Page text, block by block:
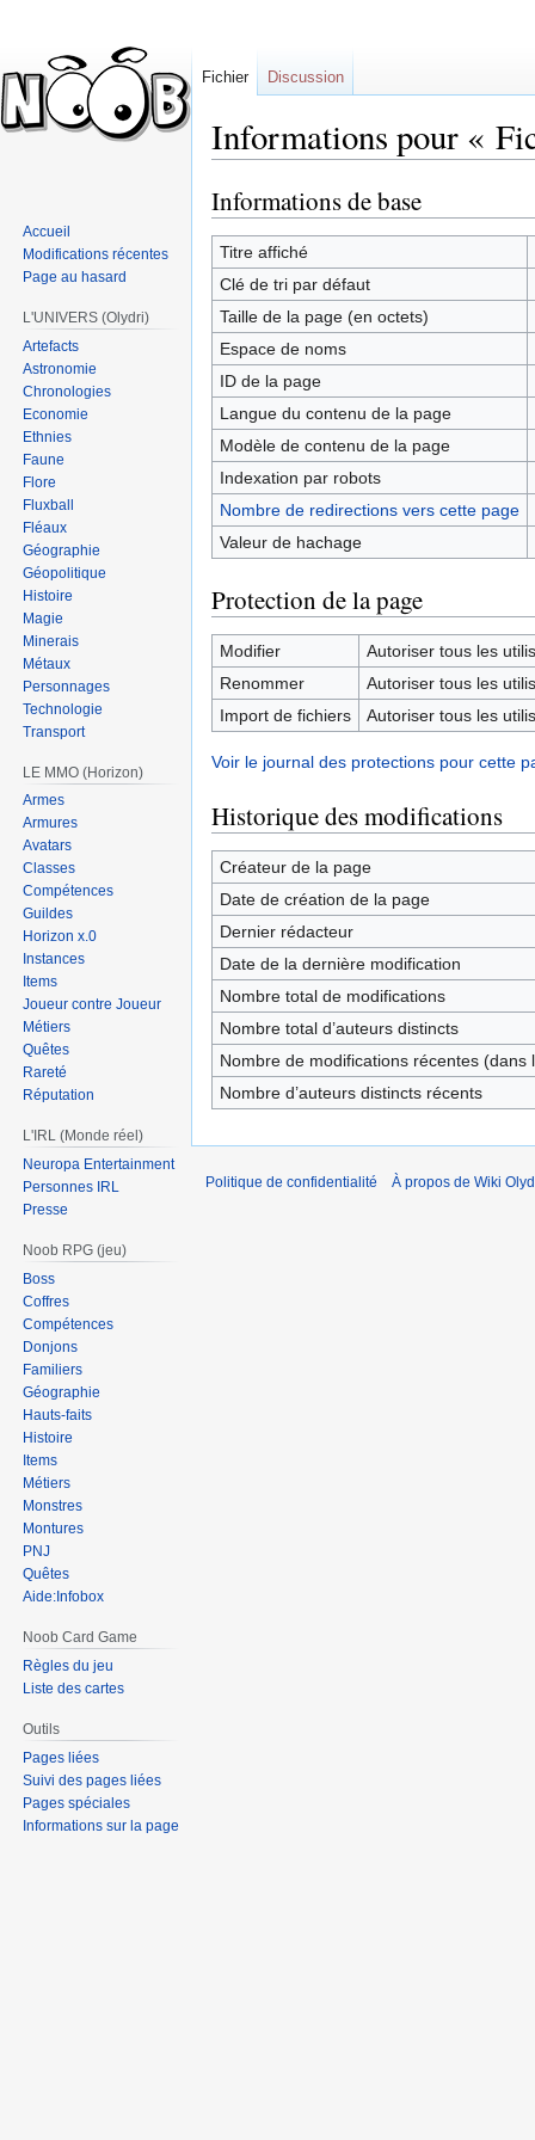
Informations pour «
Sauter
à
la
navigation
Sauter
à
la
recherche
Informations de base
Titre affiché
Clé de tri par défaut
Taille de la page (en octets)
Espace de noms
ID de la page
Langue du contenu de la page
Modèle de contenu de la page
Indexation par robots
Nombre de redirections vers cette page
Valeur de hachage
Protection de la page
Modifier
Autoriser tous les
Renommer
Autoriser tous les
Import de fichiers
Autoriser tous les
Voir le journal des protections pour cette
Historique des modifications
Créateur de la page
Date de création de la page
Dernier rédacteur
Date de la dernière modification
Nombre total de modifications
Nombre total d’auteurs distincts
Nombre de modifications récentes (dans
Nombre d’auteurs distincts récents
Fichier Discussion
Accueil
Modifications récentes
Page au hasard
L'UNIVERS (Olydri)
Artefacts
Astronomie
Chronologies
Economie
Ethnies
Faune
Flore
Fluxball
Fléaux
Géographie
Géopolitique
Histoire
Magie
Minerais
Métaux
Personnages
Technologie
Transport
LE MMO (Horizon)
Armes
Armures
Avatars
Classes
Compétences
Guildes
Horizon x.0
Instances
Items
Joueur contre Joueur
Métiers
Quêtes
Rareté
Réputation
L'IRL (Monde réel)
Neuropa Entertainment
Personnes IRL
Presse
Noob RPG (jeu)
Boss
Coffres
Compétences
Donjons
Familiers
Géographie
Hauts-faits
Histoire
Items
Métiers
Monstres
Montures
PNJ
Quêtes
Aide:Infobox
Noob Card Game
Règles du jeu
Liste des cartes
Outils
Pages liées
Suivi des pages liées
Pages spéciales
Informations sur la page
Politique de confidentialité À propos de Wiki